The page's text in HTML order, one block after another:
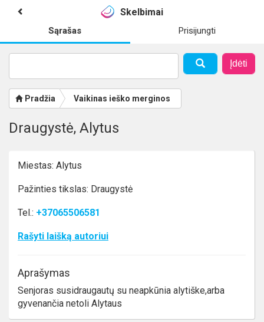
Skelbimai
Sąrašas Prisijungti
Įdėti
Pradžia Vaikinas ieško merginos
Draugystė, Alytus
Miestas: Alytus
Pažinties tikslas: Draugystė
Tel.: +37065506581
Rašyti laišką autoriui
Aprašymas
Senjoras susidraugautų su neapkūnia alytiške,arba
gyvenančia netoli Alytaus